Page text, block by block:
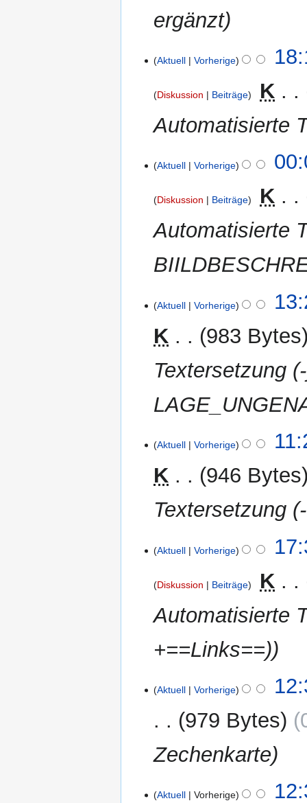
ergänzt
Mai
Aktuell Vorherige
Diskussion Beiträge
K
Automatisierte
AprilAktuell Vorherige
Diskussion Beiträge
K
Automatisierte
AprilAktuell Vorherige
K
983 Bytes
Textersetzung
AprilAktuell Vorherige
K
946 Bytes
Textersetzung (-
MärzAktuell Vorherige
Diskussion Beiträge
K
Automatisierte
+==Links==)
MärzAktuell Vorherige
979 Bytes
Zechenkarte
Aktuell Vorherige